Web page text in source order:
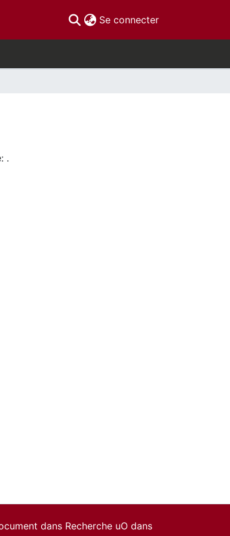
Se connecter(current)
.
dans Recherche uO dans